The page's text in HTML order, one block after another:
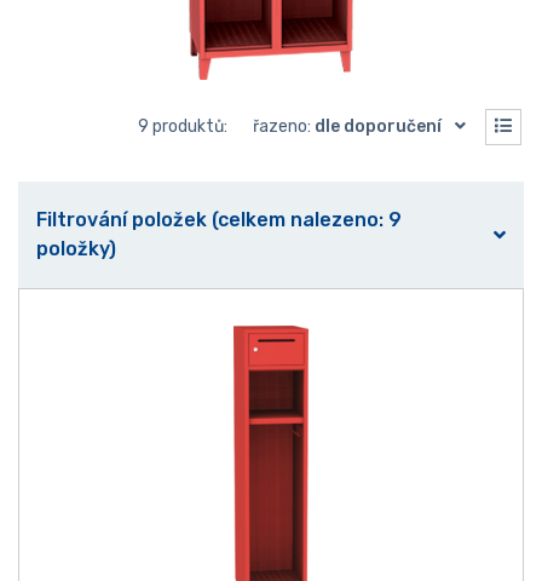
9 produktů: řazeno: dle doporučení
Filtrování položek (celkem nalezeno: 9
položky)